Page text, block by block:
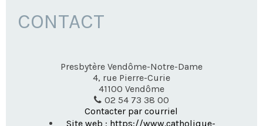
CONTACT
Presbytère Vendôme-Notre-Dame
4, rue Pierre-Curie
41100 Vendôme
02 54 73 38 00
Contacter par courriel
Site web : https://www.catholique-